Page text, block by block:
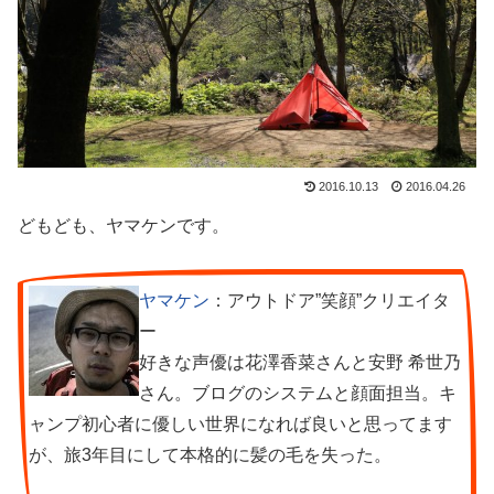
2016.10.13 2016.04.26
どもども、ヤマケンです。
ヤマケン ：アウトドア”笑顔”クリエイタ
ー
好きな声優は花澤香菜さんと安野 希世乃
さん。ブログのシステムと顔面担当。キ
ャンプ初心者に優しい世界になれば良いと思ってます
が、旅3年目にして本格的に髪の毛を失った。